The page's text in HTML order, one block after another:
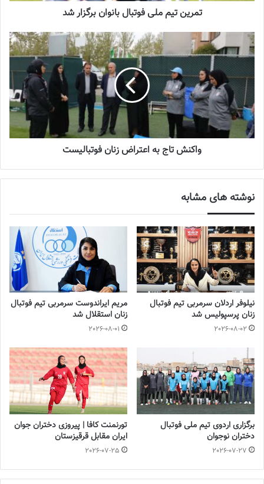
تمرین تیم ملی فوتبال بانوان برگزار شد
واکنش تاج به اعتراض زنان فوتبالیست
نوشته های مشابه
نیلوفر اردلان سرمربی تیم فوتبال
زنان پرسپولیس شد
2026-08-02
مریم ایراندوست سرمربی تیم فوتبال
زنان استقلال شد
2026-08-01
برگزاری اردوی تیم ملی فوتبال
دختران نوجوان
2026-07-27
تورنمنت کافا | پیروزی دختران جوان
ایران مقابل قرقیزستان
2026-07-25